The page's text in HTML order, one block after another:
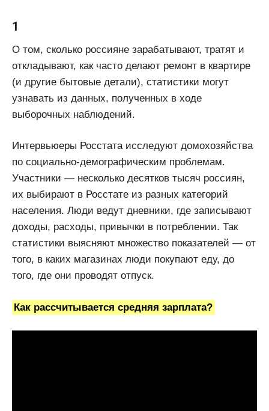
1
О том, сколько россияне зарабатывают, тратят и
откладывают, как часто делают ремонт в квартире
(и другие бытовые детали), статистики могут
узнавать из данных, полученных в ходе
выборочных наблюдений.
Интервьюеры Росстата исследуют домохозяйства
по социально-демографическим проблемам.
Участники — несколько десятков тысяч россиян,
их выбирают в Росстате из разных категорий
населения. Люди ведут дневники, где записывают
доходы, расходы, привычки в потреблении. Так
статистики выясняют множество показателей — от
того, в каких магазинах люди покупают еду, до
того, где они проводят отпуск.
Как рассчитывается средняя зарплата?